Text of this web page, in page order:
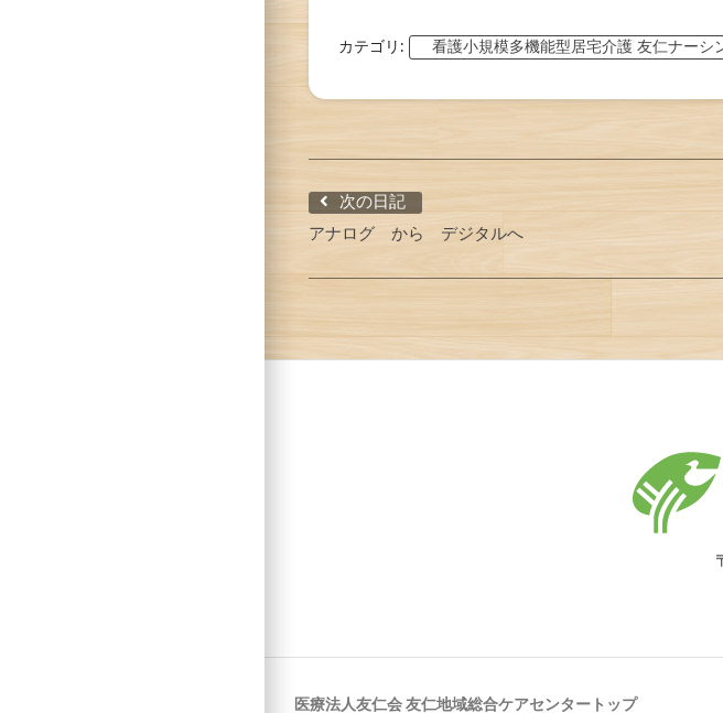
カテゴリ: 看護小規模多機能型居宅介護 友仁ナーシ
次の日記
アナログ から デジタルへ
医療法人友仁会 友仁地域総合ケアセンタートップ